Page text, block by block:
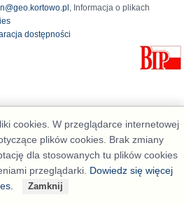
, Informacja o plikach
dostępności
cookies. W przeglądarce internetowej
plików cookies. Brak zmiany
dla stosowanych tu plików cookies
przeglądarki. Dowiedz się więcej